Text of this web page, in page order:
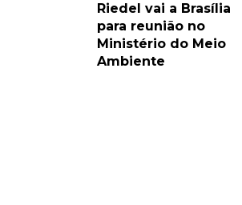
Riedel vai a Brasília
para reunião no
Ministério do Meio
Ambiente